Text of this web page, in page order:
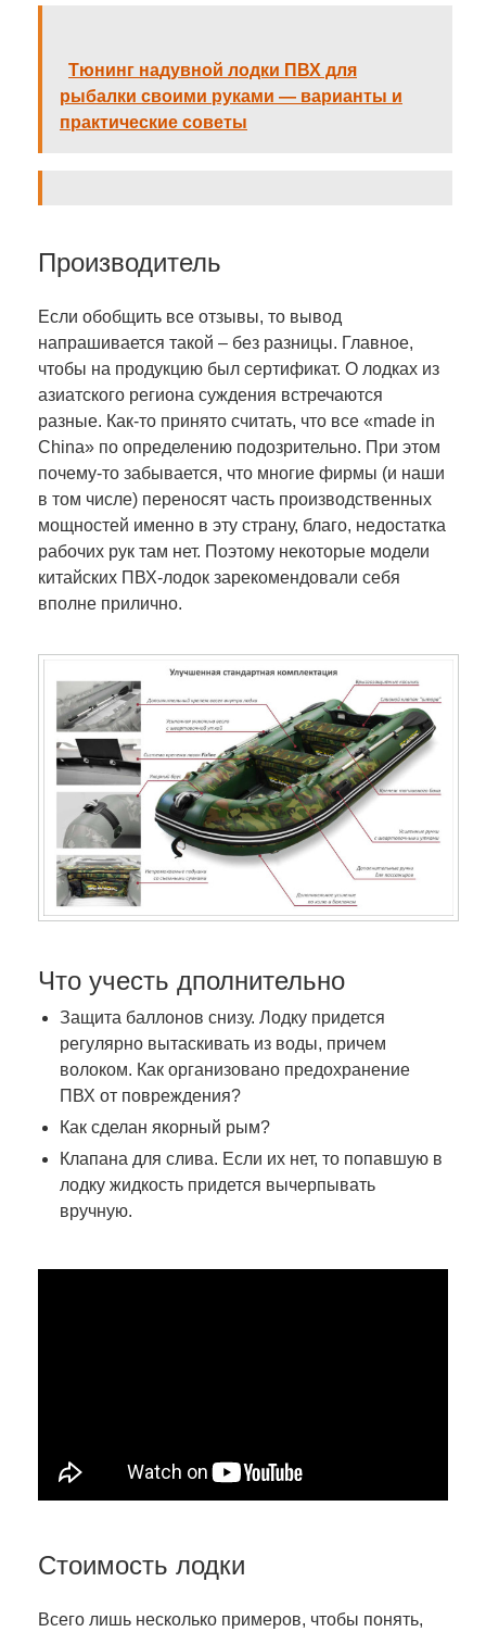
Тюнинг надувной лодки ПВХ для
рыбалки своими руками — варианты и
практические советы
Производитель
Если обобщить все отзывы, то вывод
напрашивается такой – без разницы. Главное,
чтобы на продукцию был сертификат. О лодках из
азиатского региона суждения встречаются
разные. Как-то принято считать, что все «made in
China» по определению подозрительно. При этом
почему-то забывается, что многие фирмы (и наши
в том числе) переносят часть производственных
мощностей именно в эту страну, благо, недостатка
рабочих рук там нет. Поэтому некоторые модели
китайских ПВХ-лодок зарекомендовали себя
вполне прилично.
Что учесть дполнительно
Защита баллонов снизу. Лодку придется
регулярно вытаскивать из воды, причем
волоком. Как организовано предохранение
ПВХ от повреждения?
Как сделан якорный рым?
Клапана для слива. Если их нет, то попавшую в
лодку жидкость придется вычерпывать
вручную.
Стоимость лодки
Всего лишь несколько примеров, чтобы понять,